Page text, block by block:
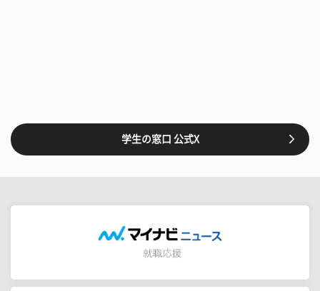
学生の窓口 公式X